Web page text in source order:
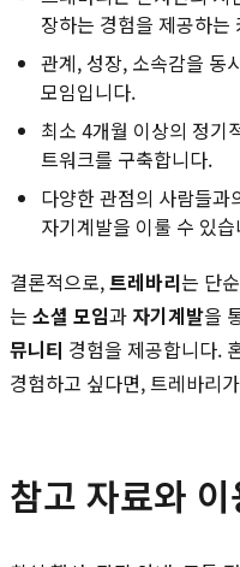
장하는 경험을 제공하는
관계, 성장, 소속감을 동
모임입니다.
최소 4개월 이상의 정기
트워크를 구축합니다.
다양한 관점의 사람들과
자기계발을 이룰 수 있
결론적으로,트레바리는 단
는 소셜 모임과 자기계발을
뮤니티 경험을 제공합니다.
경험하고 싶다면, 트레바리
참고 자료와